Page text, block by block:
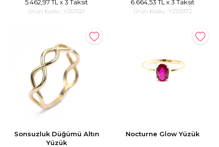
5.462,97 TL x 3 Taksit
Ürün Kodu : YZ01321
6.664,53 TL x 3 Taksit
Ürün Kodu : YZ03372
Sonsuzluk Düğümü Altın
Yüzük
Nocturne Glow Yüzük